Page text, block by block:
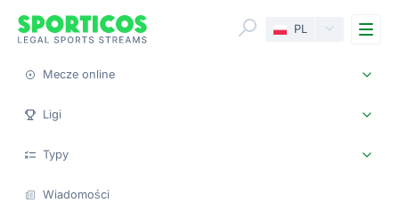
PL
Mecze online
Ligi
Typy
Wiadomości